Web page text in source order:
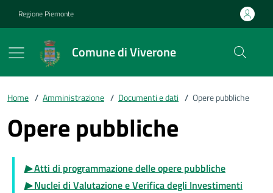
Regione Piemonte
Comune di Viverone
Home / Amministrazione / Documenti e dati / Opere pubbliche
Opere pubbliche
▶Atti di programmazione delle opere pubbliche
▶Nuclei di Valutazione e Verifica degli Investimenti